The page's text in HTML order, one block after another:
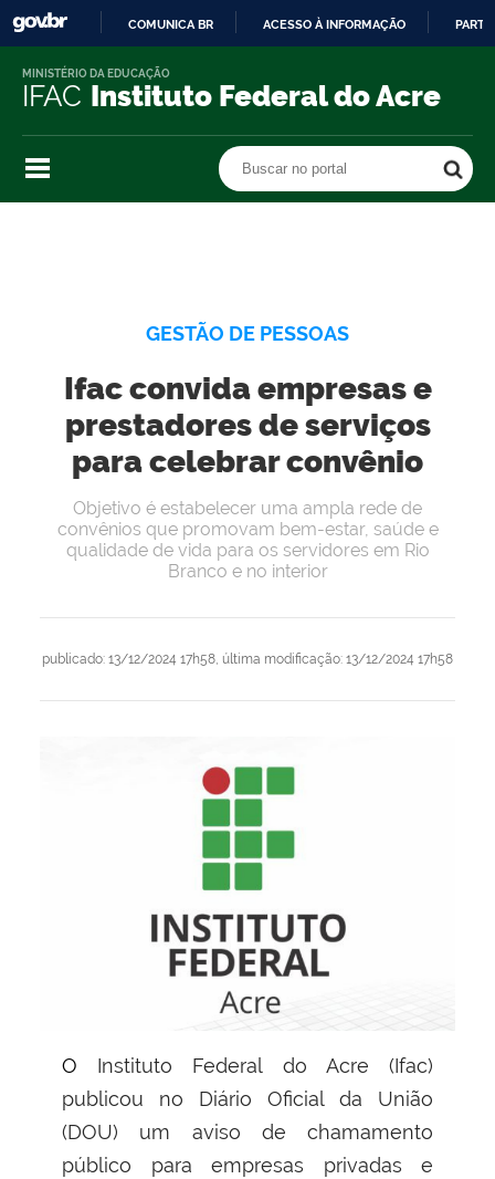
O
COMUNICA BR ACESSO À INFORMAÇÃO
IFAC Instituto Federal do Acre
MINISTÉRIO DA EDUCAÇÃO
Buscar no portal
GESTÃO DE PESSOAS
Ifac convida empresas e
prestadores de serviços
para celebrar convênio
publicado: 13/12/2024 17h58, última modificação: 13/12/2024 17h58
Objetivo é estabelecer uma ampla rede de
convênios que promovam bem-estar, saúde e
qualidade de vida para os servidores em Rio
Branco e no interior
O Instituto Federal do Acre (Ifac)
publicou no Diário Oficial da União
(DOU) um aviso de chamamento
público para empresas privadas e